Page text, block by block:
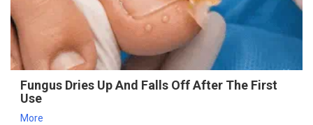
Fungus Dries Up And Falls Off After The First
Use
More